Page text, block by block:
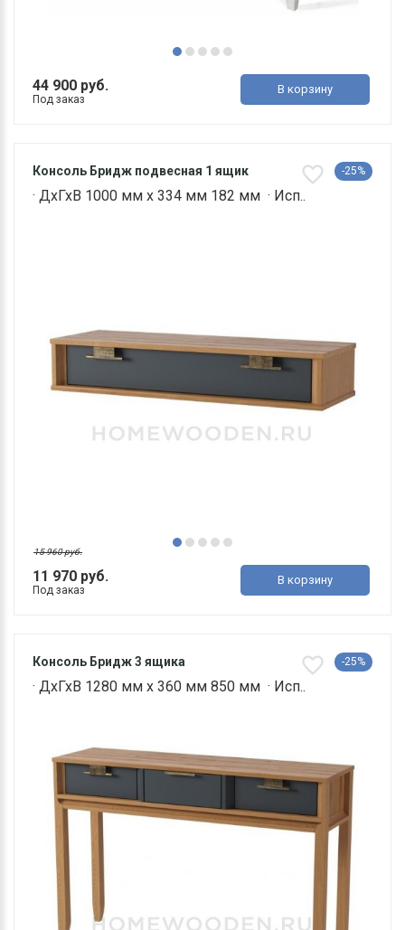
44 900 руб.
Под заказ
В корзину
Консоль Бридж подвесная 1 ящик -25%
· ДхГхВ 1000 мм х 334 мм 182 мм · Исп..
11 970 руб.
15 960 руб.
Под заказ
В корзину
Консоль Бридж 3 ящика -25%
· ДхГхВ 1280 мм х 360 мм 850 мм · Исп..